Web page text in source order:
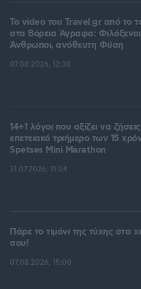
To video του Travel.gr από το
στα Βόρεια Άγραφα: Φιλόξενοι
Άνθρωποι, ανόθευτη Φύση
07.08.2026, 12:38
14+1 λόγοι που αξίζει να
επετειακό τριήμερο των 15
Spetses Mini Marathon
31.07.2026, 11:04
Πάρε το τιμόνι της τύχης στα
σου!
07.08.2026, 15:00